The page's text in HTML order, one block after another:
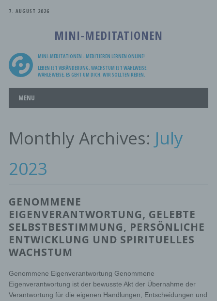
7. AUGUST 2026
MINI-MEDITATIONEN
MINI-MEDITATIONEN - MEDITIEREN LERNEN ONLINE!
LEBEN IST VERÄNDERUNG. WACHSTUM IST WAHLWEISE.
WÄHLE WEISE, ES GEHT UM DICH. WIR SOLLTEN REDEN.
Main menu
MENU
Monthly Archives: July
2023
GENOMMENE
EIGENVERANTWORTUNG, GELEBTE
SELBSTBESTIMMUNG, PERSÖNLICHE
ENTWICKLUNG UND SPIRITUELLES
WACHSTUM
Genommene Eigenverantwortung Genommene
Eigenverantwortung ist der bewusste Akt der Übernahme der
Verantwortung für die eigenen Handlungen, Entscheidungen und